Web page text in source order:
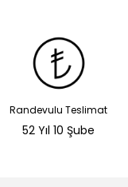
Randevulu Teslimat
52 Yıl 10 Şube